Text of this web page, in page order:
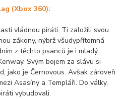
(Xbox 360):
vládnou piráti. Ti založili svou
zákony, nýbrž všudypřítomná
z těchto psanců je i mladý,
Svým bojem za slávu si
jako je Černovous. Avšak zároveň
Asasíny a Templáři. Do války,
vybudovali.